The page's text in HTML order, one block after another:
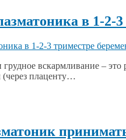
в 1-2-
вскармливание –
плаценту…